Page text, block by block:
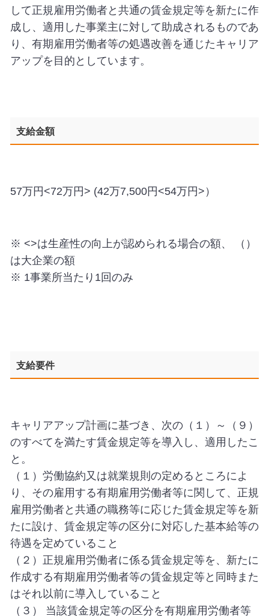
して正規雇用労働者と共通の賃金規定等を新たに作
成し、適用した事業主に対して助成されるものであ
り、有期雇用労働者等の処遇改善を通じたキャリア
アップを目的としています。
支給金額
57万円<72万円> (42万7,500円<54万円>）
※ <>は生産性の向上が認められる場合の額、 （）
は大企業の額
※ 1事業所当たり1回のみ
支給要件
キャリアアップ計画に基づき、次の（１）～（９）
のすべてを満たす賃金規定等を導入し、適用したこ
と。
（１）労働協約又は就業規則の定めるところによ
り、その雇用する有期雇用労働者等に関して、正規
雇用労働者と共通の職務等に応じた賃金規定等を新
たに設け、賃金規定等の区分に対応した基本給等の
待遇を定めていること
（２）正規雇用労働者に係る賃金規定等を、新たに
作成する有期雇用労働者等の賃金規定等と同時また
はそれ以前に導入していること
（３） 当該賃金規定等の区分を有期雇用労働者等